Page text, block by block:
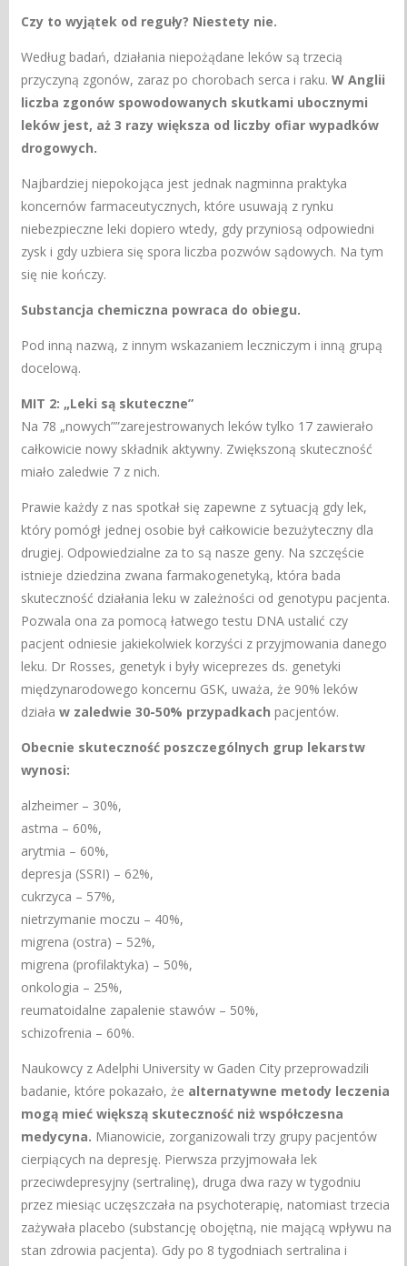
Czy to wyjątek od reguły? Niestety nie.
Według badań, działania niepożądane leków są trzecią
przyczyną zgonów, zaraz po chorobach serca i raku.W Anglii
liczba zgonów spowodowanych skutkami ubocznymi
leków jest, aż 3 razy większa od liczby ofiar wypadków
drogowych.
Najbardziej niepokojąca jest jednak nagminna praktyka
koncernów farmaceutycznych, które usuwają z rynku
niebezpieczne leki dopiero wtedy, gdy przyniosą odpowiedni
zysk i gdy uzbiera się spora liczba pozwów sądowych. Na tym
się nie kończy.
Substancja chemiczna powraca do obiegu.
Pod inną nazwą, z innym wskazaniem leczniczym i inną grupą
docelową.
MIT 2: „Leki są skuteczne”
Na 78 „nowych””zarejestrowanych leków tylko 17 zawierało
całkowicie nowy składnik aktywny. Zwiększoną skuteczność
miało zaledwie 7 z nich.
Prawie każdy z nas spotkał się zapewne z sytuacją gdy lek,
który pomógł jednej osobie był całkowicie bezużyteczny dla
drugiej. Odpowiedzialne za to są nasze geny. Na szczęście
istnieje dziedzina zwana farmakogenetyką, która bada
skuteczność działania leku w zależności od genotypu pacjenta.
Pozwala ona za pomocą łatwego testu DNA ustalić czy
pacjent odniesie jakiekolwiek korzyści z przyjmowania danego
leku. Dr Rosses, genetyk i były wiceprezes ds. genetyki
międzynarodowego koncernu GSK, uważa, że 90% leków
działaw zaledwie 30-50% przypadkach pacjentów.
Obecnie skuteczność poszczególnych grup lekarstw
wynosi:
alzheimer – 30%,
astma – 60%,
arytmia – 60%,
depresja (SSRI) – 62%,
cukrzyca – 57%,
nietrzymanie moczu – 40%,
migrena (ostra) – 52%,
migrena (profilaktyka) – 50%,
onkologia – 25%,
reumatoidalne zapalenie stawów – 50%,
schizofrenia – 60%.
Naukowcy z Adelphi University w Gaden City przeprowadzili
badanie, które pokazało, że alternatywne metody leczenia
mogą mieć większą skuteczność niż współczesna
medycyna. Mianowicie, zorganizowali trzy grupy pacjentów
cierpiących na depresję. Pierwsza przyjmowała lek
przeciwdepresyjny (sertralinę), druga dwa razy w tygodniu
przez miesiąc uczęszczała na psychoterapię, natomiast trzecia
zażywała placebo (substancję obojętną, nie mającą wpływu na
stan zdrowia pacjenta). Gdy po 8 tygodniach sertralina i